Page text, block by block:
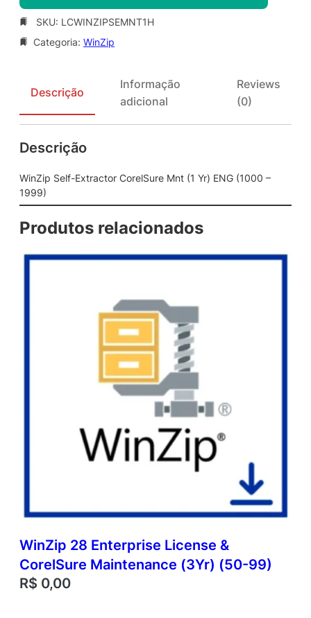
SKU: LCWINZIPSEMNT1H
Categoria: WinZip
Descrição
Informação
adicional
Reviews
(0)
Descrição
WinZip Self-Extractor CorelSure Mnt (1 Yr) ENG (1000 –
1999)
Produtos relacionados
WinZip 28 Enterprise License &
CorelSure Maintenance (3Yr) (50-99)
R$ 0,00